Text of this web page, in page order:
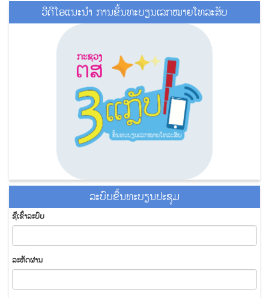
ວີດີໂອແນະນໍາ ການຂຶ້ນທະບຽນເລກໝາຍໂທລະສັບ
ລະ​ບົບ​ຂື້ນ​ທະ​ບຽນ​ປະ​ຊຸມ
ຊື່​ເຂົ້າ​ລະ​ບົບ
​ລະ​ຫັດ​ຜ່ານ